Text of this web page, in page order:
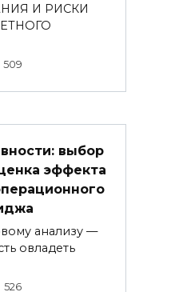
И РИСКИ
509
выбор
эффекта
анализу —
овладеть
526